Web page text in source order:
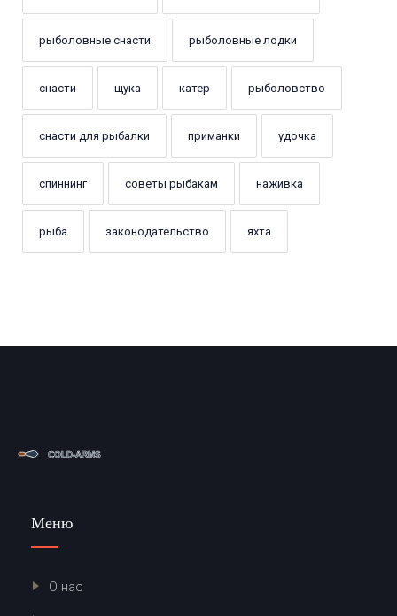
рыболовные снасти рыболовные лодки
снасти щука катер рыболовство
снасти для рыбалки приманки удочка
спиннинг советы рыбакам наживка
рыба законодательство яхта
Меню
О нас